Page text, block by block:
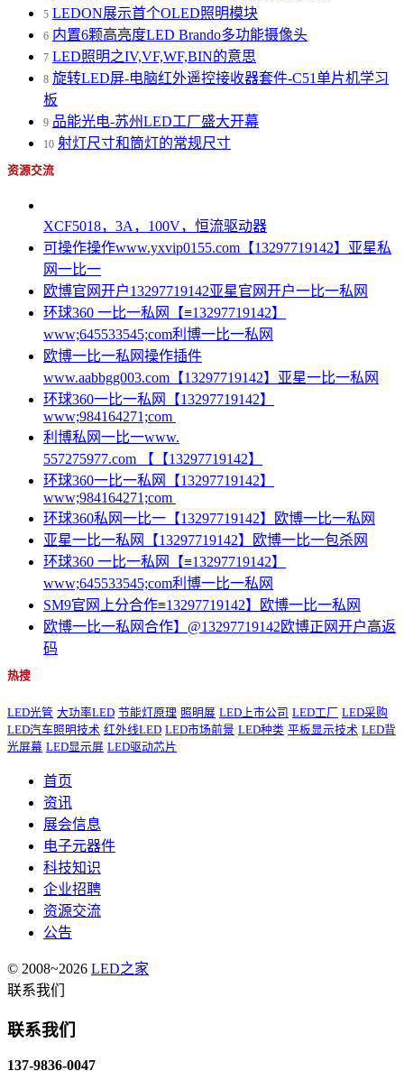
5 LEDON展示首个OLED照明模块
6 内置6颗高亮度LED Brando多功能摄像头
7 LED照明之IV,VF,WF,BIN的意思
8 旋转LED屏-电脑红外遥控接收器套件-C51单片机学习
板
9 品能光电-苏州LED工厂盛大开幕
10 射灯尺寸和筒灯的常规尺寸
资源交流
XCF5018，3A，100V，恒流驱动器
可操作操作www.yxvip0155.com【13297719142】亚星私
网一比一
欧博官网开户13297719142亚星官网开户一比一私网
环球360 一比一私网【≡13297719142】
www;645533545;com利博一比一私网
欧博一比一私网操作插件
www.aabbgg003.com【13297719142】亚星一比一私网
环球360一比一私网【13297719142】
www;984164271;com
利博私网一比一www.
557275977.com 【【13297719142】
环球360一比一私网【13297719142】
www;984164271;com
环球360私网一比一【13297719142】欧博一比一私网
亚星一比一私网【13297719142】欧博一比一包杀网
环球360 一比一私网【≡13297719142】
www;645533545;com利博一比一私网
SM9官网上分合作≡13297719142】欧博一比一私网
欧博一比一私网合作】@13297719142欧博正网开户高返
码
热搜
LED光管 大功率LED 节能灯原理 照明展 LED上市公司 LED工厂 LED采购
LED汽车照明技术 红外线LED LED市场前景 LED种类 平板显示技术 LED背
光屏幕 LED显示屏 LED驱动芯片
首页
资讯
展会信息
电子元器件
科技知识
企业招聘
资源交流
公告
© 2008~2026 LED之家
联系我们
联系我们
137-9836-0047